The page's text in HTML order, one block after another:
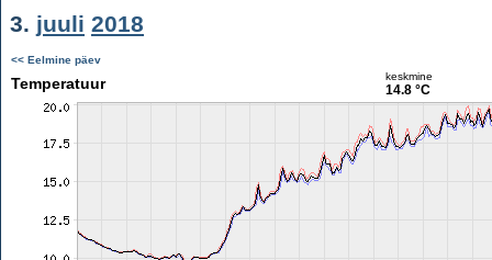
3. juuli 2018
<< Eelmine päev
Temperatuur keskmine
14.8 °C